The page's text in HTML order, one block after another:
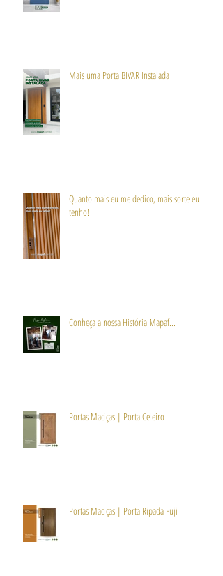
Mais uma Porta BIVAR Instalada
Quanto mais eu me dedico, mais sorte eu
tenho!
Conheça a nossa História Mapaf...
Portas Maciças | Porta Celeiro
Portas Maciças | Porta Ripada Fuji